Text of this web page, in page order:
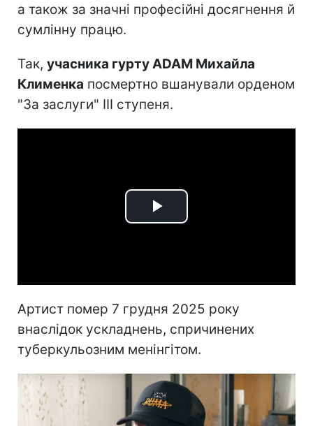
а також за значні професійні досягнення й
сумлінну працю.
Так, учасника гурту ADAM Михайла
Клименка посмертно вшанували орденом
"За заслуги" III ступеня.
Play
Артист помер 7 грудня 2025 року
внаслідок ускладнень, спричинених
туберкульозним менінгітом.